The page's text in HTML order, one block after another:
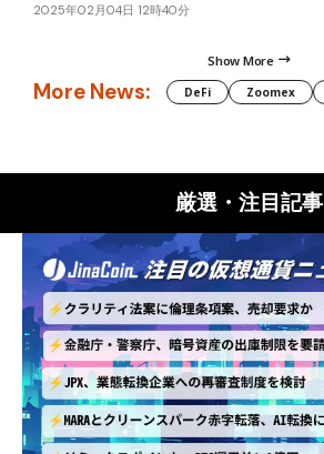
2025年02月04日 12時40分
Show More
More News: DeFi Zoomex
厳選・注目記事